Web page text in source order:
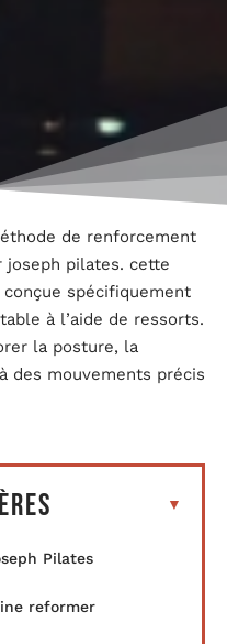
de renforcement
joseph pilates. cette
spécifiquement
à l’aide de ressorts.
la posture, la
des mouvements précis
Pilates
reformer